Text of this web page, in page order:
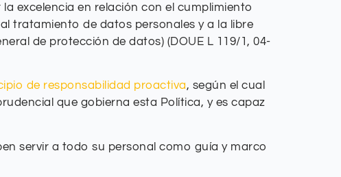
excelencia en relación con el cumplimiento
tratamiento de datos personales y a la libre
de protección de datos) (DOUE L 119/1, 04-
de responsabilidad proactiva, según el cual
que gobierna esta Política, y es capaz
servir a todo su personal como guía y marco